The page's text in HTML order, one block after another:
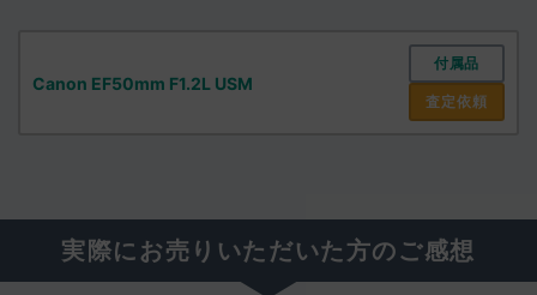
Canon EF50mm F1.2L USM
付属品
査定依頼
実際にお売りいただいた方のご感想